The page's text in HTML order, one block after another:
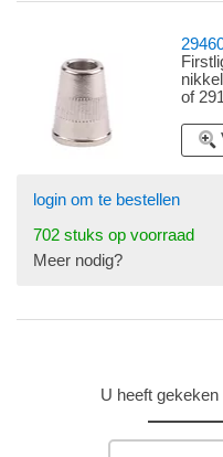
of
login om te bestellen
702 stuks op voorraad
Meer nodig?
U heeft